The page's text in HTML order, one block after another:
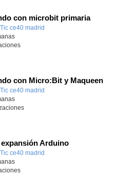
con microbit primaria
Tic ce40 madrid
con Micro:Bit y Maqueen
Tic ce40 madrid
expansión Arduino
Tic ce40 madrid